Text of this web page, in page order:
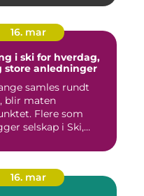
16. mar
i ski for hverdag,
store anledninger
samles rundt
blir maten
Flere som
selskap i Ski,
16. mar